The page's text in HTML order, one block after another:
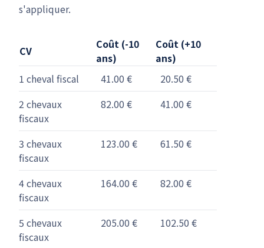
s'appliquer.
CV
Coût (-10
ans)
Coût (+10
ans)
1 cheval fiscal
41.00 €
20.50 €
2 chevaux
fiscaux
82.00 € 41.00 €
3 chevaux
fiscaux
123.00 € 61.50 €
4 chevaux
fiscaux
164.00 € 82.00 €
5 chevaux
fiscaux
205.00 € 102.50 €